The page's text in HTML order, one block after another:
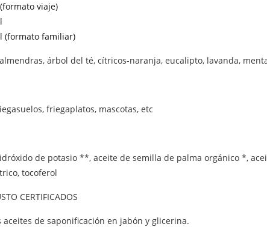
viaje)
(formato familiar)
árbol del té, cítricos-naranja, eucalipto, lavanda,
friegaplatos, mascotas, etc
de potasio **, aceite de semilla de palma orgánico *,
tocoferol
CERTIFICADOS
de saponificación en jabón y glicerina.